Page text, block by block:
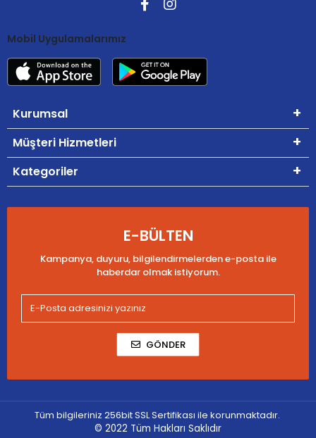
Mobil Uygulamalarımız
Kurumsal
Müşteri Hizmetleri
Kategoriler
E-BÜLTEN
Kampanya, duyuru, bilgilendirmelerden e-posta ile
haberdar olmak istiyorum.
GÖNDER
Tüm bilgileriniz 256bit SSL Sertifikası ile korunmaktadır.
© 2022 Tüm Hakları Saklıdır